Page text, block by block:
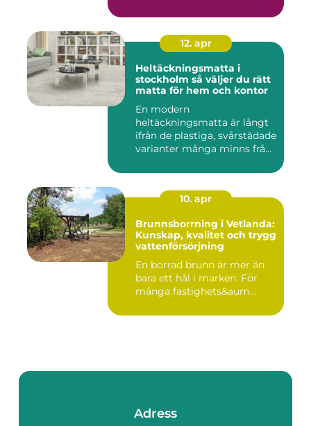
12. apr
Heltäckningsmatta i
stockholm så väljer du rätt
matta för hem och kontor
En modern
heltäckningsmatta är långt
ifrån de plastiga, svårstädade
varianter många minns från
10. apr
Brunnsborrning i Vetlanda:
Kunskap, kvalitet och trygg
vattenförsörjning
En borrad brunn är mer än
bara ett hål i marken. För
många fastighets&aum...
Adress